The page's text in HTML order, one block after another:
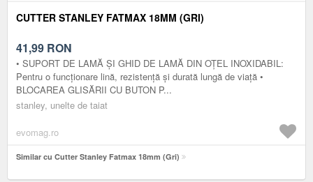
CUTTER STANLEY FATMAX 18MM (GRI)
41,99 RON
• SUPORT DE LAMĂ ȘI GHID DE LAMĂ DIN OȚEL INOXIDABIL:
Pentru o funcționare lină, rezistență și durată lungă de viață •
BLOCAREA GLISĂRII CU BUTON P...
stanley, unelte de taiat
evomag.ro
Similar cu Cutter Stanley Fatmax 18mm (Gri)